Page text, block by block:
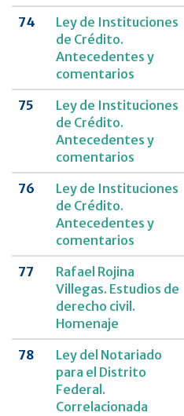
74
Ley de Instituciones
de Crédito.
Antecedentes y
comentarios
75
Ley de Instituciones
de Crédito.
Antecedentes y
comentarios
76
Ley de Instituciones
de Crédito.
Antecedentes y
comentarios
77
Rafael Rojina
Villegas. Estudios de
derecho civil.
Homenaje
78
Ley del Notariado
para el Distrito
Federal.
Correlacionada